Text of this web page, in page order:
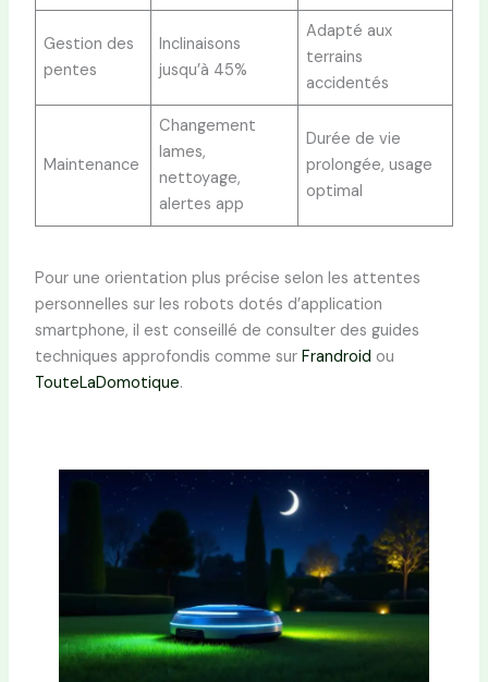
Gestion des
pentes
Inclinaisons
jusqu’à 45%
Adapté aux
terrains
accidentés
Maintenance
Changement
lames,
nettoyage,
alertes app
Durée de vie
prolongée, usage
optimal
Pour une orientation plus précise selon les attentes
personnelles sur les robots dotés d’application
smartphone, il est conseillé de consulter des guides
techniques approfondis comme sur Frandroid ou
TouteLaDomotique.